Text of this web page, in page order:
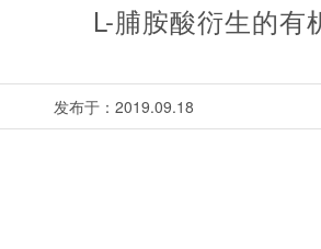
L-脯胺酸衍生的
发布于：2019.09.18